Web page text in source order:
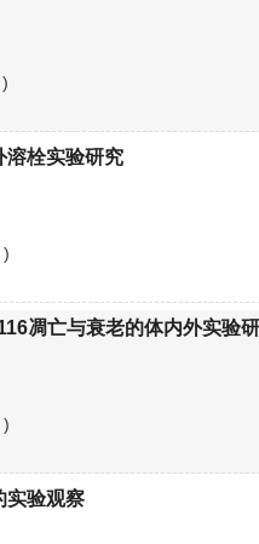
)
溶栓实验研究
)
凋亡与衰老的体内外实验
)
实验观察